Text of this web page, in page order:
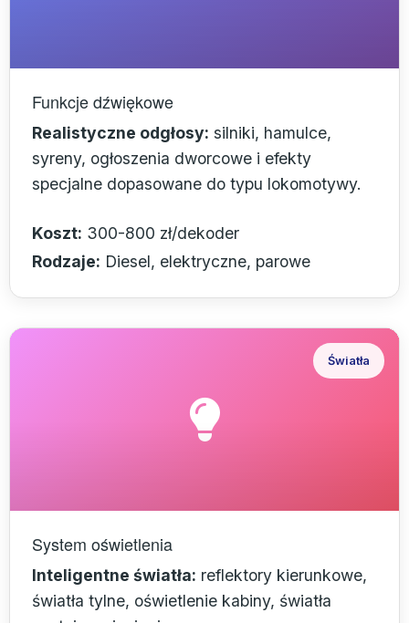
Funkcje dźwiękowe
Realistyczne odgłosy: silniki, hamulce,
syreny, ogłoszenia dworcowe i efekty
specjalne dopasowane do typu lokomotywy.
Koszt: 300-800 zł/dekoder
Rodzaje: Diesel, elektryczne, parowe
Światła
System oświetlenia
Inteligentne światła: reflektory kierunkowe,
światła tylne, oświetlenie kabiny, światła